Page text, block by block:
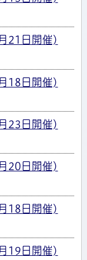
21日開催)
18日開催)
23日開催)
20日開催)
18日開催)
19日開催)